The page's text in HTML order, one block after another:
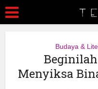
Budaya &
Beginilah
Menyiksa